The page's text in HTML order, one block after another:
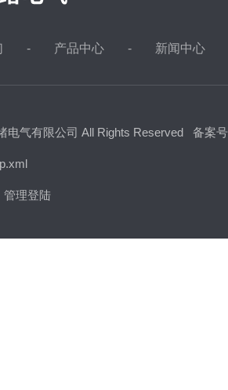
产品中心 新闻中心
电气有限公司 All Rights Reserved 备案
管理登陆